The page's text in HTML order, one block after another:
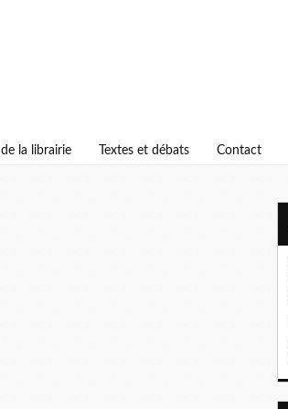
la librairie Textes et débats Contact